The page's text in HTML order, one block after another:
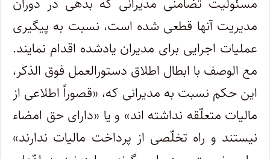
مدیریت آنها قطعی شده است، نسبت به پیگیری
عملیات اجرایی برای مدیران یادشده اقدام نمایند.
مع الوصف با ابطال اطلاق دستورالعمل فوق الذکر،
این حکم نسبت به مدیرانی که، «قصوراً اطلاعی از
مالیات متعلّقه نداشته اند» و یا «دارای حق امضاء
نیستند و راه تخلّصی از پرداخت مالیات ندارند»